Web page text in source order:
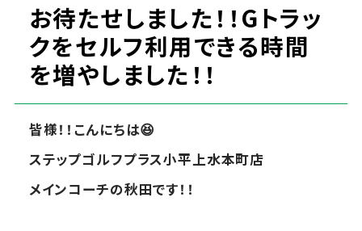
お待たせしました！！Gトラッ
クをセルフ利用できる時間
を増やしました！！
皆様！！こんにちは😆
ステップゴルフプラス小平上水本町店
メインコーチの秋田です！！